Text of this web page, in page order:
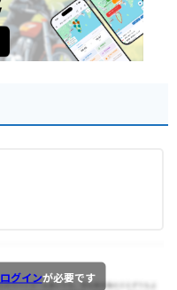
ログインが必要です